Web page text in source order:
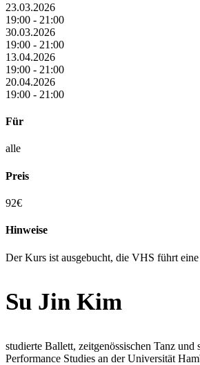
23.03.2026
19:00 - 21:00
30.03.2026
19:00 - 21:00
13.04.2026
19:00 - 21:00
20.04.2026
19:00 - 21:00
Für
alle
Preis
92€
Hinweise
Der Kurs ist ausgebucht, die VHS führt eine
Su Jin Kim
studierte Ballett, zeitgenössischen Tanz und
Performance Studies an der Universität